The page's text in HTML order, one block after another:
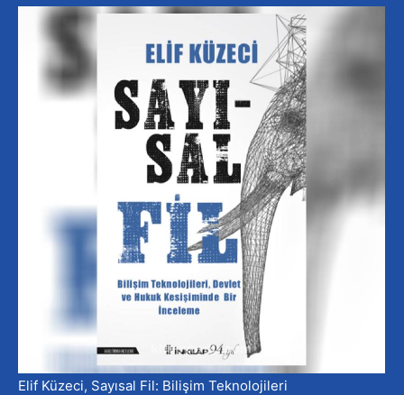
Elif Küzeci, Sayısal Fil: Bilişim Teknolojileri